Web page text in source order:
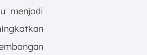
menjadi